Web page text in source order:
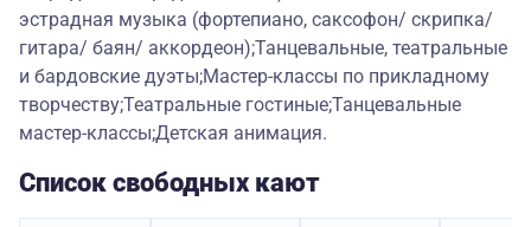
эстрадная музыка (фортепиано, саксофон/ скрипка/
гитара/ баян/ аккордеон);Танцевальные, театральные
и бардовские дуэты;Мастер-классы по прикладному
творчеству;Театральные гостиные;Танцевальные
мастер-классы;Детская анимация.
Список свободных кают